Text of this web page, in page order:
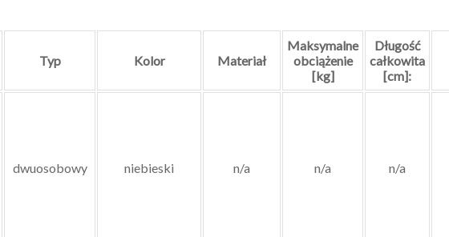
Typ Kolor Materiał
Maksymalne
obciążenie
[kg]
Długość
całkowita
[cm]:
dwuosobowy niebieski n/a n/a n/a